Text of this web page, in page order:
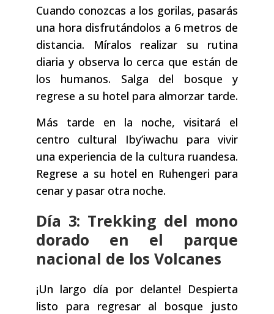
Cuando conozcas a los gorilas, pasarás
una hora disfrutándolos a 6 metros de
distancia. Míralos realizar su rutina
diaria y observa lo cerca que están de
los humanos. Salga del bosque y
regrese a su hotel para almorzar tarde.
Más tarde en la noche, visitará el
centro cultural Iby’iwachu para vivir
una experiencia de la cultura ruandesa.
Regrese a su hotel en Ruhengeri para
cenar y pasar otra noche.
Día 3: Trekking del mono
dorado en el parque
nacional de los Volcanes
¡Un largo día por delante! Despierta
listo para regresar al bosque justo